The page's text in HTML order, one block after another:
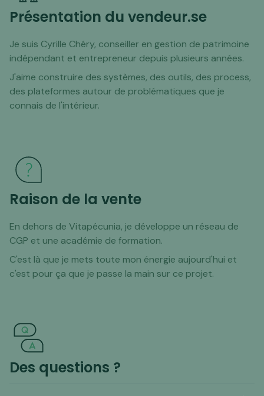
Présentation du vendeur.se
Je suis Cyrille Chéry, conseiller en gestion de patrimoine
indépendant et entrepreneur depuis plusieurs années.
J'aime construire des systèmes, des outils, des process,
des plateformes autour de problématiques que je
connais de l'intérieur.
Raison de la vente
En dehors de Vitapécunia, je développe un réseau de
CGP et une académie de formation.
C'est là que je mets toute mon énergie aujourd'hui et
c'est pour ça que je passe la main sur ce projet.
Des questions ?